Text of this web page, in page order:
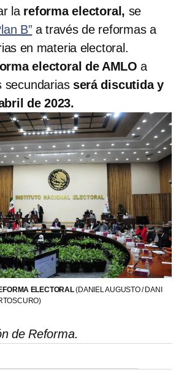
lareforma electoral, se
B” a través de reformas a
en materia electoral.
electoral de AMLO a
secundarias será discutida y
de 2023.
ELECTORAL(DANIEL AUGUSTO / DANI
de Reforma.